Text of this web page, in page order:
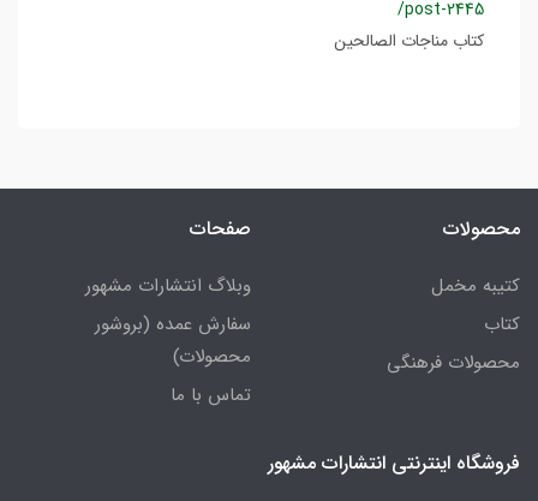
/post-2445
کتاب مناجات الصالحین
محصولات
کتیبه مخمل
کتاب
محصولات فرهنگی
صفحات
وبلاگ انتشارات مشهور
سفارش عمده (بروشور
محصولات)
تماس با ما
فروشگاه اینترنتی انتشارات مشهور